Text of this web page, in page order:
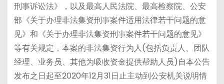
刑事诉讼法》，以及最高人民法院、最高检察院、公安
部《关于办理非法集资刑事案件适用法律若干问题的意
见》和《关于办理非法集资刑事案件若干问题的意见》
等有关规定，本案的非法集资行为人(包括负责人、团队
经理、业务员、其他为吸收资金提供帮助人员)自本公告
发布之日起至2020年12月31日止主动到公安机关说明情